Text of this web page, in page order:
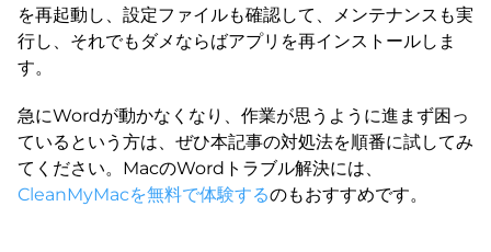
を再起動し、設定ファイルも確認して、メンテナンスも実
行し、それでもダメならばアプリを再インストールしま
す。
急にWordが動かなくなり、作業が思うように進まず困っ
ているという方は、ぜひ本記事の対処法を順番に試してみ
てください。MacのWordトラブル解決には、
CleanMyMacを無料で体験するのもおすすめです。